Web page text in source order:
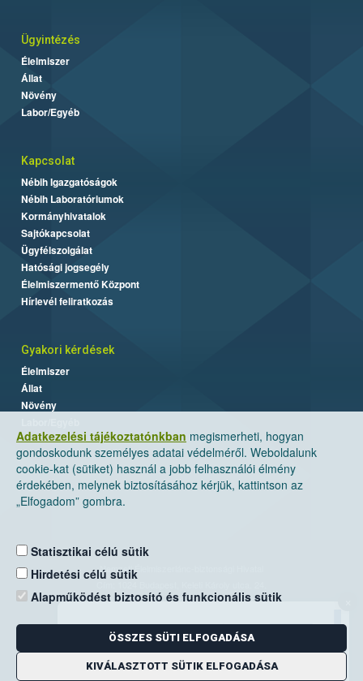
Adatkezelési tájékoztatónkban megismerheti, hogyan
gondoskodunk személyes adatai védelméről. Weboldalunk
cookie-kat (sütiket) használ a jobb felhasználói élmény
érdekében, melynek biztosításához kérjük, kattintson az
„Elfogadom” gombra.
Statisztikai célú sütik
Hirdetési célú sütik
Alapműködést biztosító és funkcionális sütik
ÖSSZES SÜTI ELFOGADÁSA
KIVÁLASZTOTT SÜTIK ELFOGADÁSA
Ügyintézés
Élelmiszer
Állat
Növény
Labor/Egyéb
Kapcsolat
Nébih Igazgatóságok
Nébih Laboratóriumok
Kormányhivatalok
Sajtókapcsolat
Ügyfélszolgálat
Hatósági jogsegély
Élelmiszermentő Központ
Hírlevél feliratkozás
Gyakori kérdések
Élelmiszer
Állat
Növény
Nemzeti Élelmiszerlánc-biztonsági Hivatal
Levelezési cím: 1525 Budapest. Pf. 30.
E-mail:ugyfelszolgalat@nebih.gov.hu
Zöld szám: 06-80/263-244
Telefon: 06-1/ 336-9000